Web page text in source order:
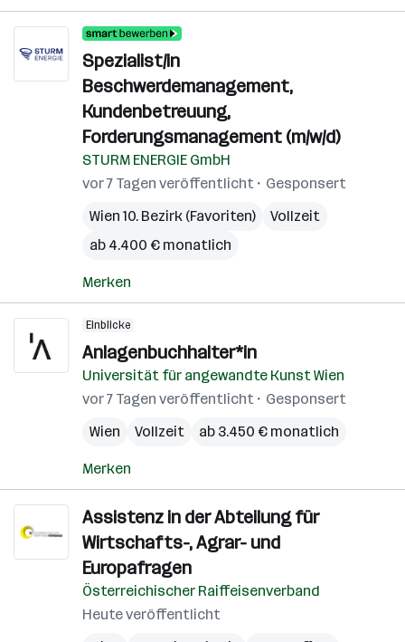
Spezialist/in
Beschwerdemanagement,
Kundenbetreuung,
Forderungsmanagement (m/w/d)
STURM ENERGIE GmbH
vor 7 Tagen veröffentlicht
Gesponsert
Wien 10. Bezirk (Favoriten)
Vollzeit
ab 4.400 € monatlich
Merken
Einblicke
Anlagenbuchhalter*in
Universität für angewandte Kunst Wien
vor 7 Tagen veröffentlicht
Gesponsert
Wien
Vollzeit ab 3.450 € monatlich
Merken
Assistenz in der Abteilung für
Wirtschafts-, Agrar- und
Europafragen
Österreichischer Raiffeisenverband
Heute veröffentlicht